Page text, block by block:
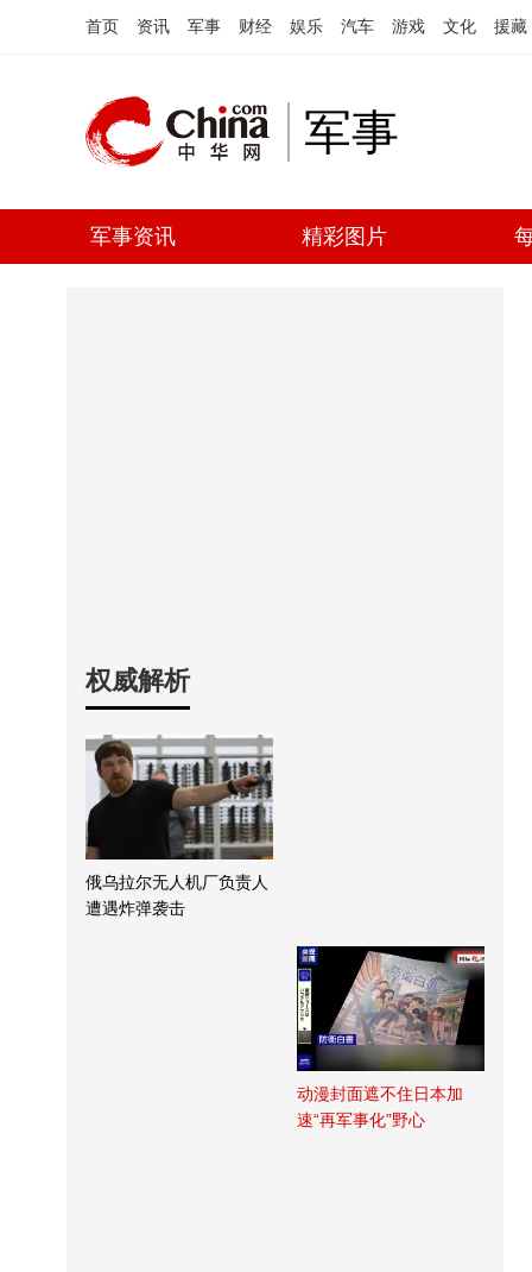
首页 资讯 军事 财经 娱乐 汽车 游戏 文化 援藏
军事
军事资讯 精彩图片
权威解析
俄乌拉尔无人机厂负责人
遭遇炸弹袭击
动漫封面遮不住日本加
速“再军事化”野心